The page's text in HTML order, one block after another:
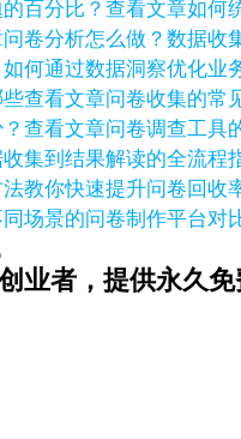
查看文章如何
问卷分析怎么做？数据收
查看文章问卷收集的常
查看文章问卷调查工具
业者，提供永久